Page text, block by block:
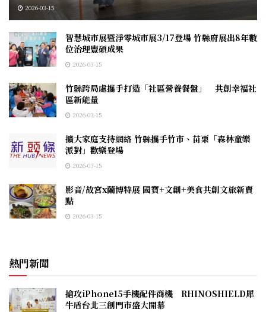
2026-03-15
智慧城市展暨淨零城市展3/17登場 竹縣府展出8年數
位治理豐碩成果
2026-03-15
竹縣跨局處攜手打造「社區營養餐盤」 共創幸福社
區新能量
2026-03-15
擴大家庭支持網絡 竹縣攜手竹市、苗栗「森林童樂
派對」歡樂登場
2026-03-15
影音/故宮x蘭博特展 國寶+文創+美食共創文旅新賣
點
2026-03-15
熱門新聞
搶攻iPhone15手機配件商機 RHINOSHIELD犀
牛盾台北三創門市盛大開幕